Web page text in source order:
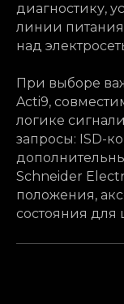
диагностику,
линии
над
При выборе
Acti9,
логике
запросы: ISD-
Schneider
положения,
состояния для